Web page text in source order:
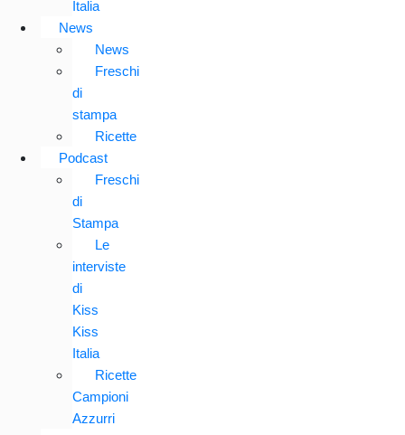
Italia
News
News
Freschi
di
stampa
Ricette
Podcast
Freschi
di
Stampa
Le
interviste
di
Kiss
Kiss
Italia
Ricette
Campioni
Azzurri